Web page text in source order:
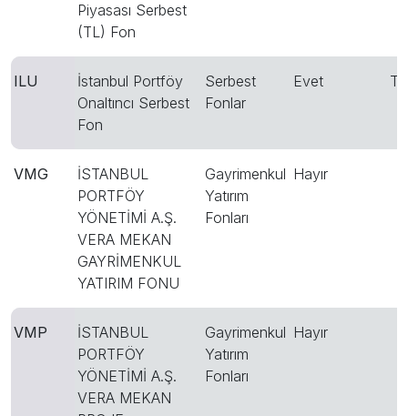
Piyasası Serbest
(TL) Fon
ILU
İstanbul Portföy
Onaltıncı Serbest
Fon
Serbest
Fonlar
Evet
VMG
İSTANBUL
PORTFÖY
YÖNETİMİ A.Ş.
VERA MEKAN
GAYRİMENKUL
YATIRIM FONU
Gayrimenkul
Yatırım
Fonları
Hayır
VMP
İSTANBUL
PORTFÖY
YÖNETİMİ A.Ş.
VERA MEKAN
Gayrimenkul
Yatırım
Fonları
Hayır